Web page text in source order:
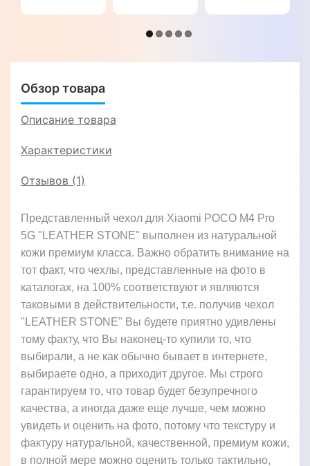
"CROCO
Обзор товара
Описание товара
Характеристики
Отзывов (1)
Представленный чехол для Xiaomi POCO M4 Pro
5G "LEATHER STONE" выполнен из натуральной
кожи премиум класса. Важно обратить внимание на
тот факт, что чехлы, представленные на фото в
каталогах, на 100% соответствуют и являются
таковыми в действительности, т.е. получив чехол
"LEATHER STONE" Вы будете приятно удивлены
тому факту, что Вы наконец-то купили то, что
выбирали, а не как обычно бывает в интернете,
выбираете одно, а приходит другое. Мы строго
гарантируем то, что товар будет безупречного
качества, а иногда даже еще лучше, чем можно
увидеть и оценить на фото, потому что текстуру и
фактуру натуральной, качественной, премиум кожи,
в полной мере можно оценить только тактильно,